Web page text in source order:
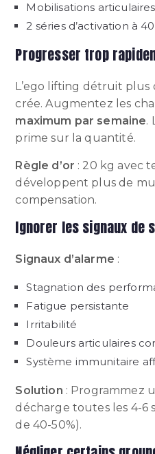
Mobilisations articulaires
2 séries d’activation à
Progresser trop
L’ego lifting détruit plus
crée. Augmentez les
maximum par semaine.
prime sur la quantité.
Règle d’or : 20 kg avec
développent plus de
compensation.
Ignorer les signaux de
Signaux d’alarme :
Stagnation des
Fatigue persistante
Irritabilité
Douleurs articulaires
Système immunitaire
Solution : Programmez
décharge toutes les 4-6
de 40-50%).